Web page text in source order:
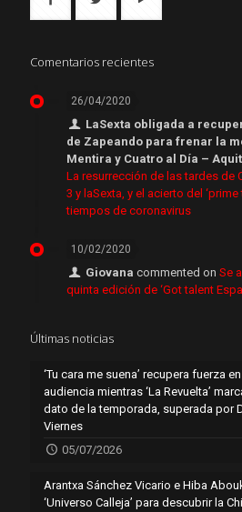
Comentarios recientes
26/04/2020
LaSexta obligada a
de Zapeando para frenar la
Mentira y Cuatro al Día –
La resurrección de las tardes de
3 y laSexta, y el acierto del ‘prime
tiempos de coronavirus
10/02/2020
Giovana commented onSe
quinta edición de ‘Got talent
Últimas noticias
‘Tu cara me suena’ recupera fuerza en
audiencia mientras ‘La Revuelta’
dato de la temporada, superada por
Viernes
05/07/2026
Arantxa Sánchez Vicario e Hiba
‘Universo Calleja’ para descubrir la